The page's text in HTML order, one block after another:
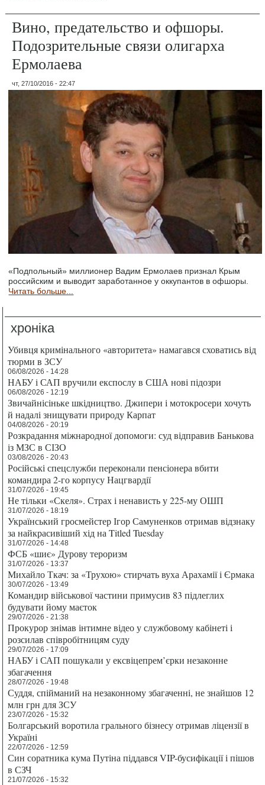
Вино, предательство и офшоры.
Подозрительные связи олигарха
Ермолаева
чт, 27/10/2016 - 22:47
«Подпольный» миллионер Вадим Ермолаев признал Крым
российским и выводит заработанное у оккупантов в офшоры.
Читать больше...
хроніка
Убивця кримінального «авторитета» намагався сховатись від
тюрми в ЗСУ
06/08/2026 - 14:28
НАБУ і САП вручили експослу в США нові підозри
06/08/2026 - 12:19
Звичайнісіньке шкідництво. Джипери і мотокросери хочуть
й надалі знищувати природу Карпат
04/08/2026 - 20:19
Розкрадання міжнародної допомоги: суд відправив Банькова
із МЗС в СІЗО
03/08/2026 - 20:43
Російські спецслужби переконали пенсіонера вбити
командира 2-го корпусу Нацгвардії
31/07/2026 - 19:45
Не тільки «Скеля». Страх і ненависть у 225-му ОШП
31/07/2026 - 18:19
Український гросмейстер Ігор Самуненков отримав відзнаку
за найкрасивіший хід на Titled Tuesday
31/07/2026 - 14:48
ФСБ «шиє» Дурову тероризм
31/07/2026 - 13:37
Михайло Ткач: за «Трухою» стирчать вуха Арахамії і Єрмака
30/07/2026 - 13:49
Командир військової частини примусив 83 підлеглих
будувати йому маєток
29/07/2026 - 21:38
Прокурор знімав інтимне відео у службовому кабінеті і
розсилав співробітницям суду
29/07/2026 - 17:09
НАБУ і САП пошукали у ексвіцепрем’єрки незаконне
збагачення
28/07/2026 - 19:48
Суддя, спійманий на незаконному збагаченні, не знайшов 12
млн грн для ЗСУ
23/07/2026 - 15:32
Болгарський воротила грального бізнесу отримав ліцензії в
Україні
22/07/2026 - 12:59
Син соратника кума Путіна піддався VIP-бусифікації і пішов
в СЗЧ
21/07/2026 - 15:32